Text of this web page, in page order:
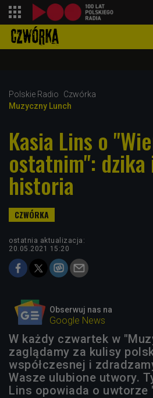
Polskie Radio
Czwórka
Muzyczny Lunch
Kasia Lins o
ostatnim": dzika
historia
ostatnia aktualizacja:
20.05.2021 15:20
Obserwuj nas na
Google News
W każdy czwartek w
zaglądamy za kulisy
współczesnej i
Wasze ulubione utwory.
Lins opowiada o uwtorze